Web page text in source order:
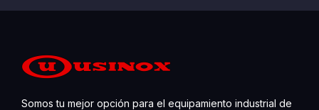
Somos tu mejor opción para el equipamiento industrial de